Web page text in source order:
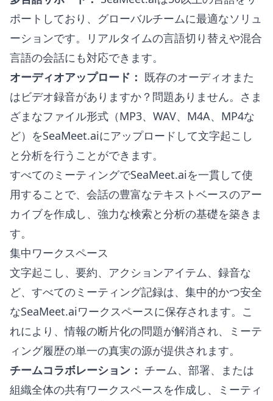
ポートしており、グローバルチームに最適なソリュ
ーションです。リアルタイムの言語切り替えや混合
言語の会話にも対応できます。
オーディオアップロード： 既存のオーディオまた
はビデオ録音がありますか？問題ありません。さま
ざまなファイル形式（MP3、WAV、M4A、MP4な
ど）をSeaMeet.aiにアップロードして文字起こし
と分析を行うことができます。
すべてのミーティングでSeaMeet.aiを一貫して使
用することで、会話の豊富なテキストベースのアー
カイブを作成し、強力な検索と分析の基礎を築きま
す。
集中ワークスペース
文字起こし、要約、アクションアイテム、録音な
ど、すべてのミーティング記録は、集中的かつ安全
なSeaMeet.aiワークスペースに保存されます。こ
れにより、情報の断片化の問題が解消され、ミーテ
ィング履歴の単一の真実の源が提供されます。
チームコラボレーション： チーム、部署、または
組織全体の共有ワークスペースを作成し、ミーティ